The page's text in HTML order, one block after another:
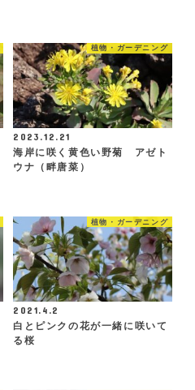
植物・ガーデニング
2023.12.21
海岸に咲く黄色い野菊 アゼト
ウナ（畔唐菜）
植物・ガーデニング
2021.4.2
白とピンクの花が一緒に咲いて
る桜